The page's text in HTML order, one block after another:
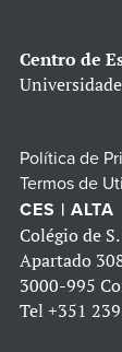
Centro de
Política de
Termos de
CES | ALTA
Colégio de
Apartado
3000-995
Tel +351